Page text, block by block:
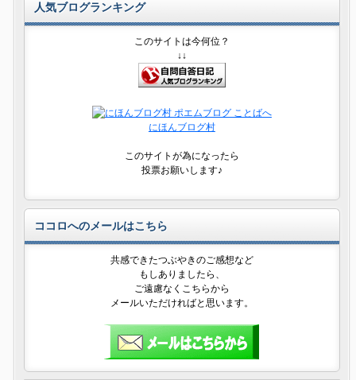
人気ブログランキング
このサイトは今何位？
↓↓
にほんブログ村
このサイトが為になったら
投票お願いします♪
ココロへのメールはこちら
共感できたつぶやきのご感想など
もしありましたら、
ご遠慮なくこちらから
メールいただければと思います。